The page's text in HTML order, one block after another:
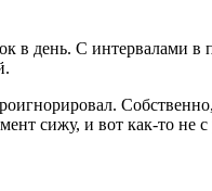
в день. С интервалами в
сижу, и вот как-то не с